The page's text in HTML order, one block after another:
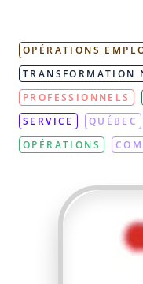
OPÉRATIONS
TRANSFORMATION
PROFESSIONNELS
SERVICE
QUÉBEC
OPÉRATIONS